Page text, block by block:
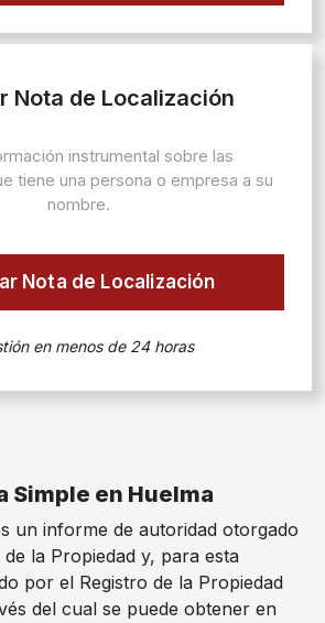
Nota de Localización
instrumental sobre las
tiene una persona o empresa a su
nombre.
Nota de Localización
en menos de 24 horas
Simple en Huelma
un informe de autoridad otorgado
la Propiedad y, para esta
por el Registro de la Propiedad
del cual se puede obtener en